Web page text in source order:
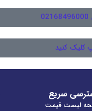
کلیک کنید
سریع
لیست قیمت